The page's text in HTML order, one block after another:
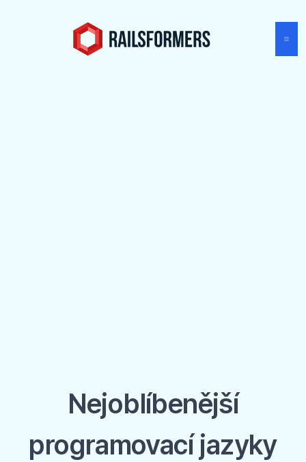
Nejoblíbenější
programovací jazyky